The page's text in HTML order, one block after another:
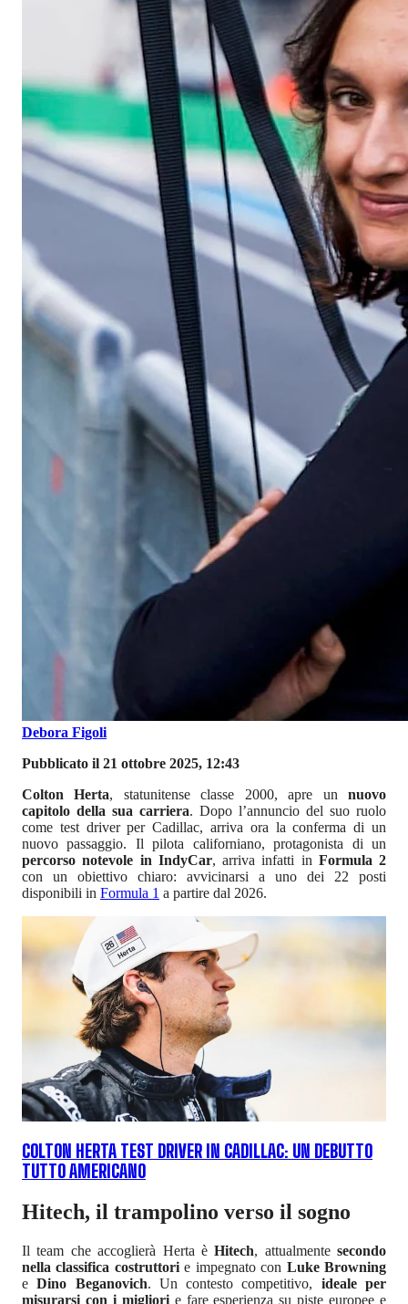
Debora Figoli
Pubblicato il 21 ottobre 2025, 12:43
Colton Herta, statunitense classe 2000, apre unnuovo
capitolo della sua carriera. Dopo l’annuncio del suo ruolo
come test driver per Cadillac, arriva ora la conferma di un
nuovo passaggio. Il pilota californiano, protagonista di un
percorso notevole in IndyCar, arriva infatti in Formula 2
con un obiettivo chiaro: avvicinarsi a uno dei 22 posti
disponibili in Formula 1 a partire dal 2026.
COLTON HERTA TEST DRIVER IN CADILLAC: UN DEBUTTO
TUTTO AMERICANO
Hitech, il trampolino verso il sogno
Il team che accoglierà Herta èHitech, attualmente secondo
nella classifica costruttorie impegnato con Luke Browning
eDino Beganovich. Un contesto competitivo, ideale per
misurarsi con i migliorie fare esperienza su piste europee e